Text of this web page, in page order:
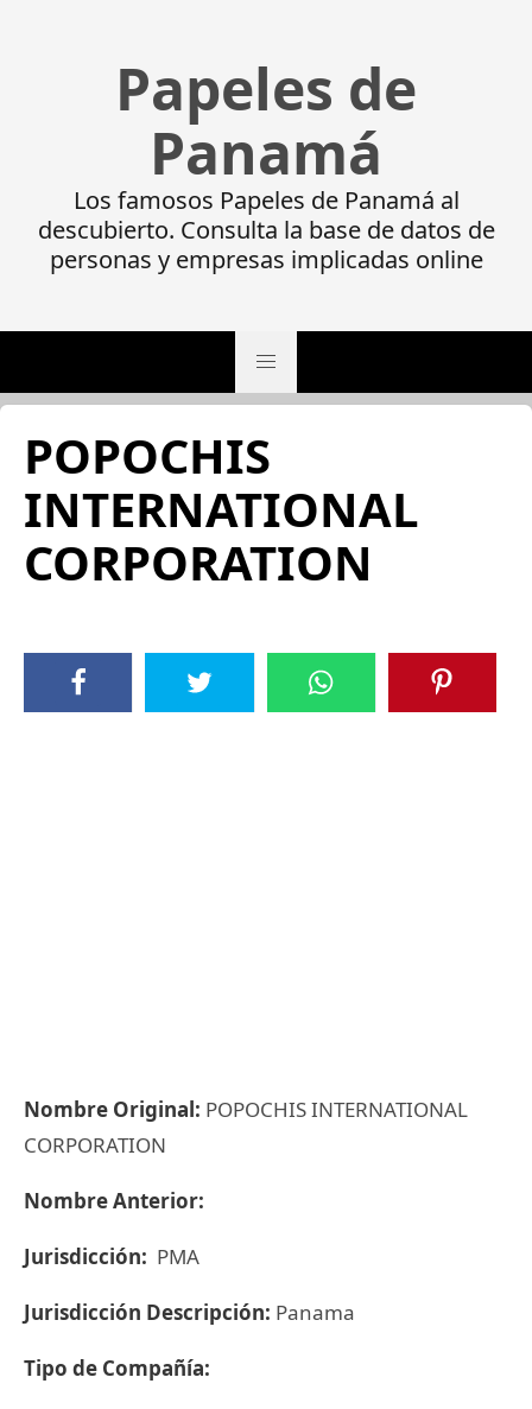
Papeles de
Panamá
Los famosos Papeles de Panamá al
descubierto. Consulta la base de datos de
personas y empresas implicadas online
POPOCHIS
INTERNATIONAL
CORPORATION
Nombre Original: POPOCHIS INTERNATIONAL
CORPORATION
Nombre Anterior:
Jurisdicción: PMA
Jurisdicción Descripción: Panama
Tipo de Compañía: